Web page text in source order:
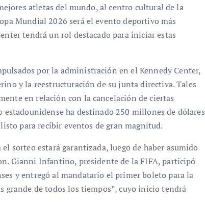
atletas del mundo, al centro cultural de la
Mundial 2026 será el evento deportivo más
tendrá un rol destacado para iniciar estas
por la administración en el Kennedy Center,
y la reestructuración de su junta directiva. Tales
en relación con la cancelación de ciertas
ha destinado 250 millones de dólares
para recibir eventos de gran magnitud.
sorteo estará garantizada, luego de haber asumido
Gianni Infantino, presidente de la FIFA, participó
y entregó al mandatario el primer boleto para la
de todos los tiempos”, cuyo inicio tendrá